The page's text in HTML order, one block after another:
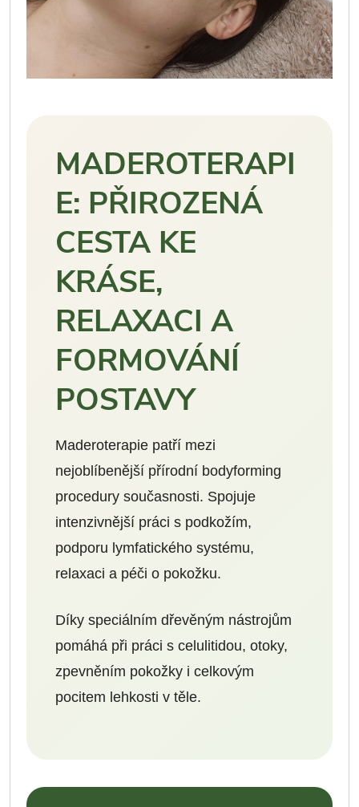
MADEROTERAPI
E: PŘIROZENÁ
CESTA KE
KRÁSE,
RELAXACI A
FORMOVÁNÍ
POSTAVY
Maderoterapie patří mezi
nejoblíbenější přírodní bodyforming
procedury současnosti. Spojuje
intenzivnější práci s podkožím,
podporu lymfatického systému,
relaxaci a péči o pokožku.
Díky speciálním dřevěným nástrojům
pomáhá při práci s celulitidou, otoky,
zpevněním pokožky i celkovým
pocitem lehkosti v těle.